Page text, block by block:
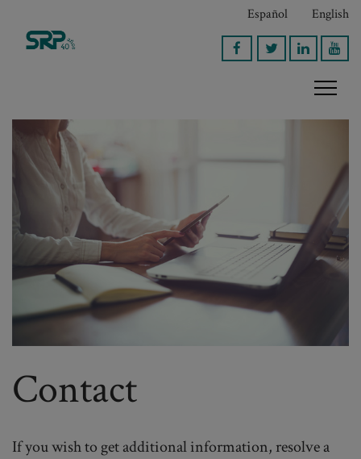
Contact
If you wish to get additional information, resolve a
Español English